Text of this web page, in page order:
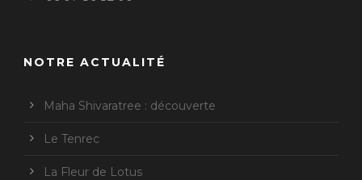
NOTRE ACTUALITÉ
Maha Shivaratree : découverte
Le Tenrec
La Fleur de Lotus